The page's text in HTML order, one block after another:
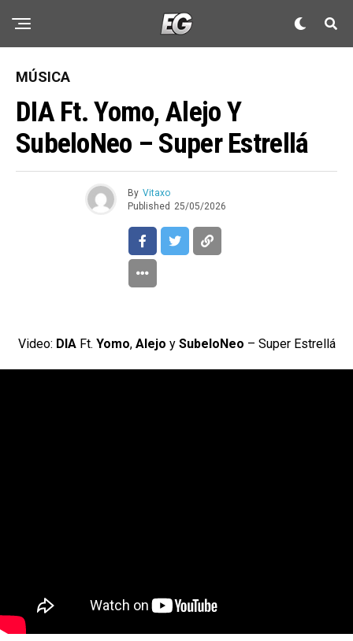
MÚSICA
DIA Ft. Yomo, Alejo Y
SubeloNeo – Super Estrellá
By Vitaxo
Published 25/05/2026
Video: DIA Ft. Yomo, Alejo y SubeloNeo – Super Estrellá